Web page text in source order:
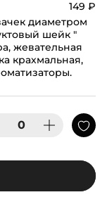
149 ₽
диаметром
шейк "
жевательная
крахмальная,